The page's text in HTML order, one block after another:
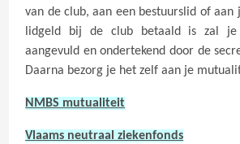
van de club, aan een bestuurslid of aan
lidgeld bij de club betaald is zal
aangevuld en ondertekend door de
Daarna bezorg je het zelf aan je
NMBS mutualiteit
Vlaams neutraal ziekenfonds